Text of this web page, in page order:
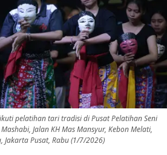
pelatihan tari tradisi di Pusat Pelatihan Seni
Jalan KH Mas Mansyur, Kebon Melati,
Jakarta Pusat, Rabu (1/7/2026)